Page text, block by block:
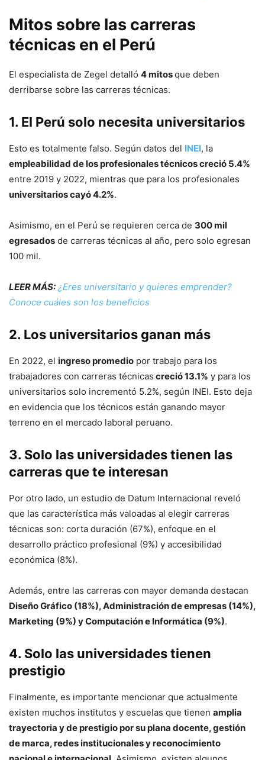
Mitos sobre las carreras
técnicas en el Perú
El especialista de Zegel detalló 4 mitosque deben
derribarse sobre las carreras técnicas.
1. El Perú solo necesita universitarios
Esto es totalmente falso. Según datos del INEI, la
empleabilidad de los profesionales técnicos creció 5.4%
entre 2019 y 2022, mientras que para los profesionales
universitarios cayó 4.2%.
Asimismo, en el Perú se requieren cerca de 300 mil
egresados de carreras técnicas al año, pero solo egresan
100 mil.
LEER MÁS: ¿Eres universitario y quieres emprender?
Conoce cuáles son los beneficios
2. Los universitarios ganan más
En 2022, el ingreso promedio por trabajo para los
trabajadores con carreras técnicas creció 13.1% y para los
universitarios solo incrementó 5.2%, según INEI. Esto deja
en evidencia que los técnicos están ganando mayor
terreno en el mercado laboral peruano.
3. Solo las universidades tienen las
carreras que te interesan
Por otro lado, un estudio de Datum Internacional reveló
que las característica más valoadas al elegir carreras
técnicas son: corta duración (67%), enfoque en el
desarrollo práctico profesional (9%) y accesibilidad
económica (8%).
Además, entre las carreras con mayor demanda destacan
Diseño Gráfico (18%), Administración de empresas (14%),
Marketing (9%) y Computación e Informática (9%).
4. Solo las universidades tienen
prestigio
Finalmente, es importante mencionar que actualmente
existen muchos institutos y escuelas que tienen amplia
trayectoria y de prestigio por su plana docente, gestión
de marca, redes institucionales y reconocimiento